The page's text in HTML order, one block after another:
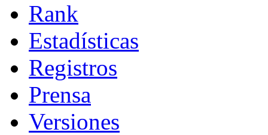
Rank
Estadísticas
Registros
Prensa
Versiones